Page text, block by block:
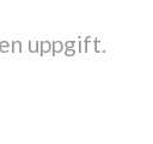
uppgift.